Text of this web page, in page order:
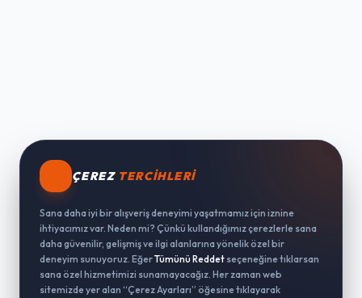
ÇEREZ TERCIHLERI
Sana daha iyi bir alışveriş deneyimi yaşatmamız için iznine
ihtiyacımız var. Neden mi? Çünkü kullandığımız çerezlerle sana
daha güvenilir, gelişmiş ve ilgi alanlarına yönelik özel bir
deneyim sunuyoruz. EğerTümünü Reddet seçeneğine tıklarsan
sana özel hizmetimizi sunamayacağız. Her zaman web
sitemizde yer alan “Çerez Ayarları” öğesine tıklayarak